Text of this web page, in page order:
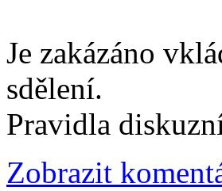
Je zakázáno
sdělení.
Pravidla
Zobrazit